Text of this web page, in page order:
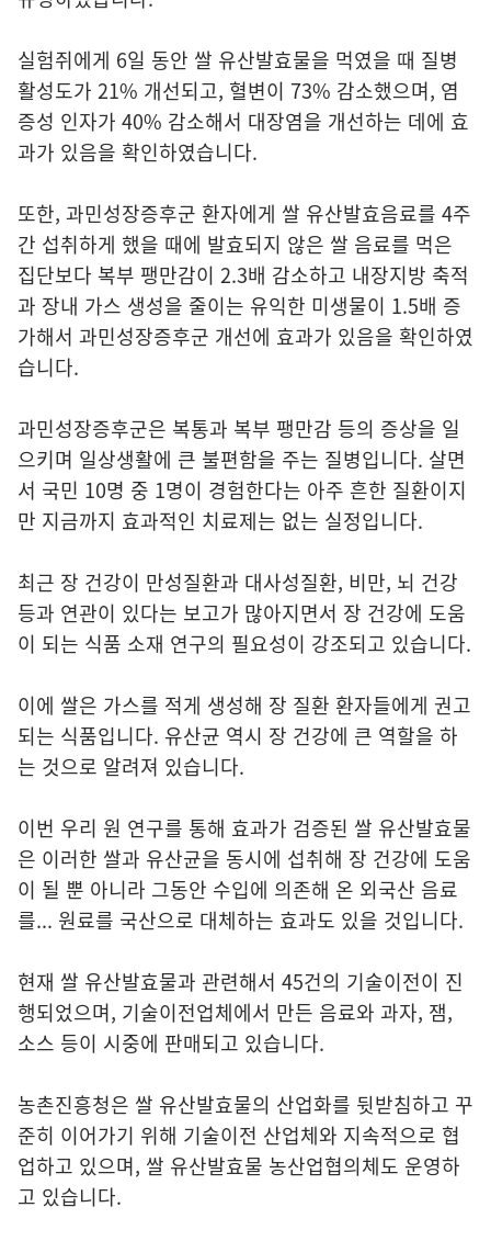
실험쥐에게 6일 동안 쌀 유산발효물을 먹였을 때 질병
활성도가 21% 개선되고, 혈변이 73% 감소했으며, 염
증성 인자가 40% 감소해서 대장염을 개선하는 데에 효
과가 있음을 확인하였습니다.
또한, 과민성장증후군 환자에게 쌀 유산발효음료를 4주
간 섭취하게 했을 때에 발효되지 않은 쌀 음료를 먹은
집단보다 복부 팽만감이 2.3배 감소하고 내장지방 축적
과 장내 가스 생성을 줄이는 유익한 미생물이 1.5배 증
가해서 과민성장증후군 개선에 효과가 있음을 확인하였
습니다.
과민성장증후군은 복통과 복부 팽만감 등의 증상을 일
으키며 일상생활에 큰 불편함을 주는 질병입니다. 살면
서 국민 10명 중 1명이 경험한다는 아주 흔한 질환이지
만 지금까지 효과적인 치료제는 없는 실정입니다.
최근 장 건강이 만성질환과 대사성질환, 비만, 뇌 건강
등과 연관이 있다는 보고가 많아지면서 장 건강에 도움
이 되는 식품 소재 연구의 필요성이 강조되고 있습니다.
이에 쌀은 가스를 적게 생성해 장 질환 환자들에게 권고
되는 식품입니다. 유산균 역시 장 건강에 큰 역할을 하
는 것으로 알려져 있습니다.
이번 우리 원 연구를 통해 효과가 검증된 쌀 유산발효물
은 이러한 쌀과 유산균을 동시에 섭취해 장 건강에 도움
이 될 뿐 아니라 그동안 수입에 의존해 온 외국산 음료
를... 원료를 국산으로 대체하는 효과도 있을 것입니다.
현재 쌀 유산발효물과 관련해서 45건의 기술이전이 진
행되었으며, 기술이전업체에서 만든 음료와 과자, 잼,
소스 등이 시중에 판매되고 있습니다.
농촌진흥청은 쌀 유산발효물의 산업화를 뒷받침하고 꾸
준히 이어가기 위해 기술이전 산업체와 지속적으로 협
업하고 있으며, 쌀 유산발효물 농산업협의체도 운영하
고 있습니다.